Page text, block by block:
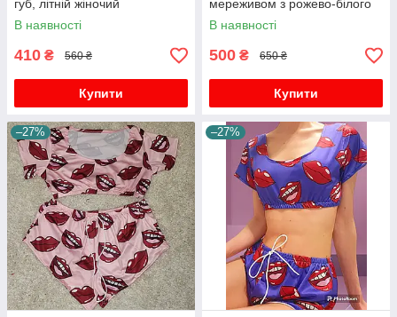
губ, літній жіночий
сексуальний піжамний
костюм
В наявності
410 ₴ 560 ₴
Купити
мереживом з рожево-білого
мережива
В наявності
500 ₴ 650 ₴
Купити
–27% –27%